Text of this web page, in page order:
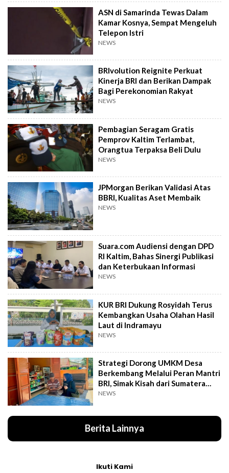
ASN di Samarinda Tewas Dalam
Kamar Kosnya, Sempat Mengeluh
Telepon Istri
NEWS
BRIvolution Reignite Perkuat
Kinerja BRI dan Berikan Dampak
Bagi Perekonomian Rakyat
NEWS
Pembagian Seragam Gratis
Pemprov Kaltim Terlambat,
Orangtua Terpaksa Beli Dulu
NEWS
JPMorgan Berikan Validasi Atas
BBRI, Kualitas Aset Membaik
NEWS
Suara.com Audiensi dengan DPD
RI Kaltim, Bahas Sinergi Publikasi
dan Keterbukaan Informasi
NEWS
KUR BRI Dukung Rosyidah Terus
Kembangkan Usaha Olahan Hasil
Laut di Indramayu
NEWS
Strategi Dorong UMKM Desa
Berkembang Melalui Peran Mantri
BRI, Simak Kisah dari Sumatera
Utara Ini
NEWS
Berita Lainnya
Ikuti Kami